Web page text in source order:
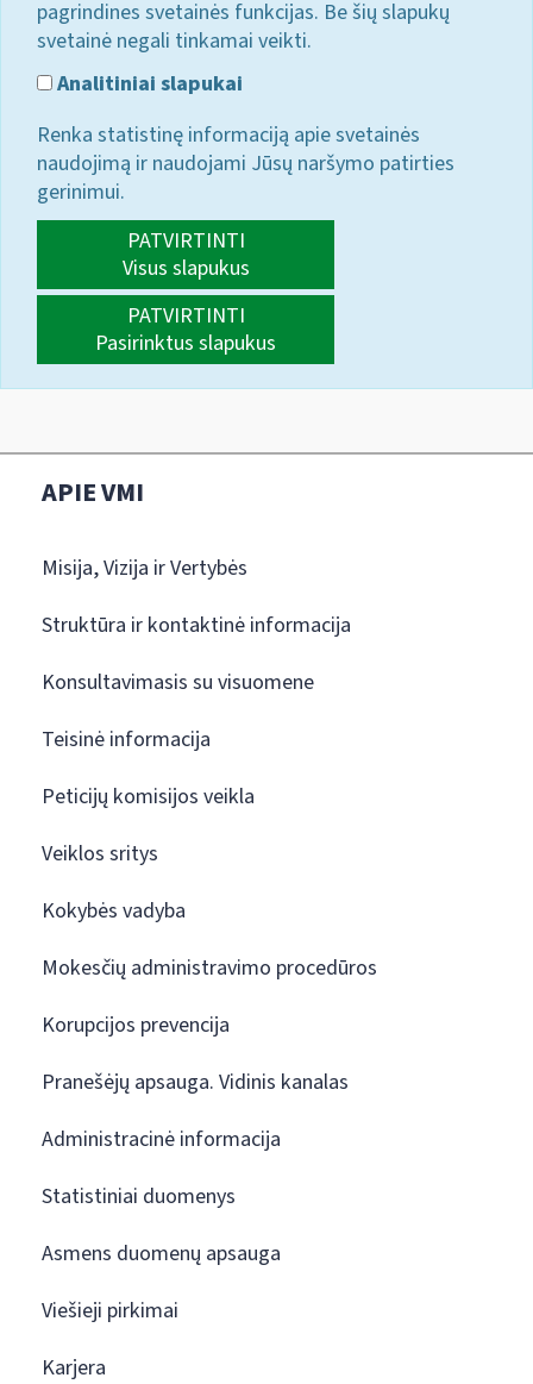
pagrindines svetainės funkcijas. Be šių slapukų
svetainė negali tinkamai veikti.
Analitiniai slapukai
Renka statistinę informaciją apie svetainės
naudojimą ir naudojami Jūsų naršymo patirties
gerinimui.
PATVIRTINTI
Visus slapukus
PATVIRTINTI
Pasirinktus slapukus
APIE VMI
Misija, Vizija ir Vertybės
Struktūra ir kontaktinė informacija
Konsultavimasis su visuomene
Teisinė informacija
Peticijų komisijos veikla
Veiklos sritys
Kokybės vadyba
Mokesčių administravimo procedūros
Korupcijos prevencija
Pranešėjų apsauga. Vidinis kanalas
Administracinė informacija
Statistiniai duomenys
Asmens duomenų apsauga
Viešieji pirkimai
Karjera